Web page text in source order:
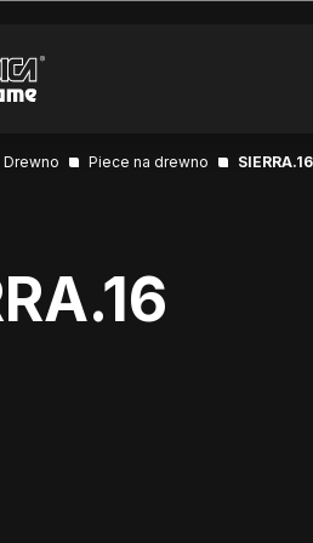
Drewno Piece na drewno SIERRA.16